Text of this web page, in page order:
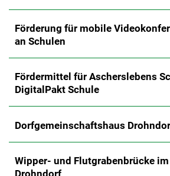
Förderung für mobile
an Schulen
Fördermittel für Ascherslebens
DigitalPakt Schule
Dorfgemeinschaftshaus
Wipper- und Flutgrabenbrücke im